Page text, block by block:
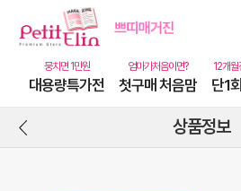
대용량특가전 첫구매 처음맘 단1
상품정보